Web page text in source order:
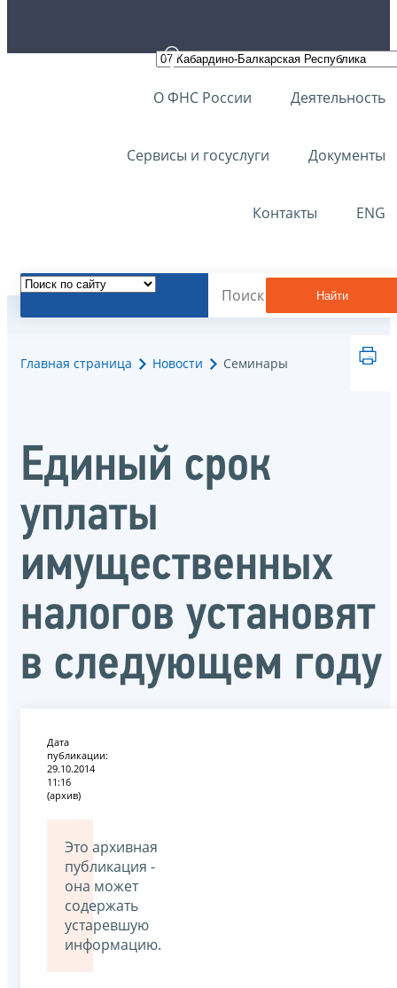
О ФНС России Деятельность
Сервисы и госуслуги Документы
Контакты ENG
Найти
Главная страница Новости Семинары
Единый срок
уплаты
имущественных
налогов установят
в следующем году
Дата
публикации:
29.10.2014
11:16
(архив)
Это архивная
публикация -
она может
содержать
устаревшую
информацию.